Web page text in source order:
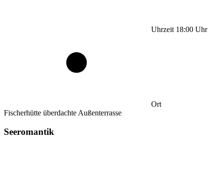
Uhrzeit 18:00 Uhr
Ort
Fischerhütte überdachte Außenterrasse
Seeromantik